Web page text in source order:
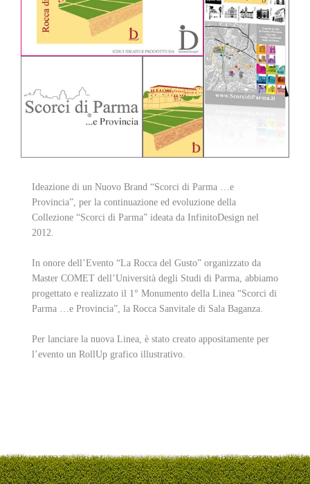
Ideazione di un Nuovo Brand “Scorci di Parma …e
Provincia”, per la continuazione ed evoluzione della
Collezione “Scorci di Parma” ideata da InfinitoDesign nel
2012.
In onore dell’Evento “La Rocca del Gusto” organizzato da
Master COMET dell’Università degli Studi di Parma, abbiamo
progettato e realizzato il 1° Monumento della Linea “Scorci di
Parma …e Provincia”, la Rocca Sanvitale di Sala Baganza.
Per lanciare la nuova Linea, è stato creato appositamente per
l’evento un RollUp grafico illustrativo.